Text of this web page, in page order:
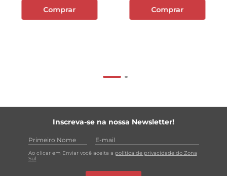
Comprar Comprar
Inscreva-se na nossa Newsletter!
Ao clicar em Enviar você aceita a política de privacidade do Zona
Sul